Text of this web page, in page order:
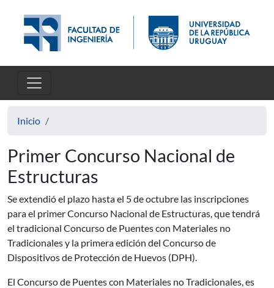
Inicio
Primer Concurso Nacional de
Estructuras
Se extendió el plazo hasta el 5 de octubre las inscripciones
para el primer Concurso Nacional de Estructuras, que tendrá
el tradicional Concurso de Puentes con Materiales no
Tradicionales y la primera edición del Concurso de
Dispositivos de Protección de Huevos (DPH).
El Concurso de Puentes con Materiales no Tradicionales, es